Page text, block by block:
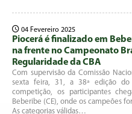
04 Fevereiro 2025
Piocerá é finalizado em
na frente no Campeonato
Regularidade da CBA
Com supervisão da Comissão
sexta feira, 31, a 38ª edição do
competição, os participantes
Beberibe (CE), onde os campeões
As categorias válidas…